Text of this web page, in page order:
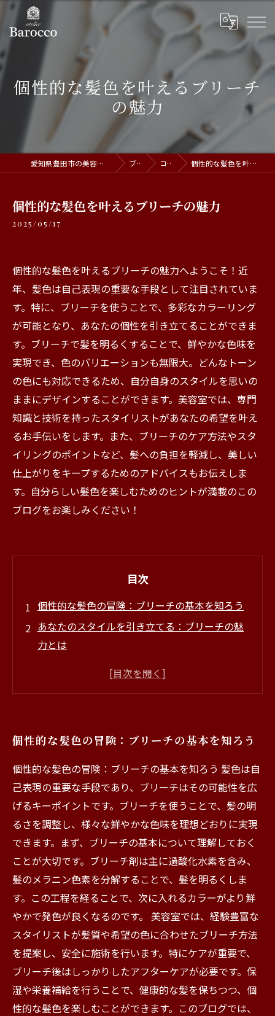
個性的な髪色を叶えるブリーチ
の魅力
愛知県豊田市の美容室ならatelier Barocco ブログ コラム 個性的な髪色を叶えるブリーチの魅力
個性的な髪色を叶えるブリーチの魅力
2025/05/17
個性的な髪色を叶えるブリーチの魅力へようこそ！近
年、髪色は自己表現の重要な手段として注目されていま
す。特に、ブリーチを使うことで、多彩なカラーリング
が可能となり、あなたの個性を引き立てることができま
す。ブリーチで髪を明るくすることで、鮮やかな色味を
実現でき、色のバリエーションも無限大。どんなトーン
の色にも対応できるため、自分自身のスタイルを思いの
ままにデザインすることができます。美容室では、専門
知識と技術を持ったスタイリストがあなたの希望を叶え
るお手伝いをします。また、ブリーチのケア方法やスタ
イリングのポイントなど、髪への負担を軽減し、美しい
仕上がりをキープするためのアドバイスもお伝えしま
す。自分らしい髪色を楽しむためのヒントが満載のこの
ブログをお楽しみください！
目次
個性的な髪色の冒険：ブリーチの基本を知ろう
あなたのスタイルを引き立てる：ブリーチの魅
力とは
専門家の手による個性の表現：サロンでのブリ
色のバリエーション無限大！自分らしい髪色を
楽しもう
鮮やかな色味を手に入れる！ブリーチの成功事
例
ブリーチで開く新たな自分：髪色で変わる印象
個性的な髪色の冒険：ブリーチの基本を知ろう
個性的な髪色の冒険：ブリーチの基本を知ろう 髪色は自
己表現の重要な手段であり、ブリーチはその可能性を広
げるキーポイントです。ブリーチを使うことで、髪の明
るさを調整し、様々な鮮やかな色味を理想どおりに実現
できます。まず、ブリーチの基本について理解しておく
ことが大切です。ブリーチ剤は主に過酸化水素を含み、
髪のメラニン色素を分解することで、髪を明るくしま
す。この工程を経ることで、次に入れるカラーがより鮮
やかで発色が良くなるのです。 美容室では、経験豊富な
スタイリストが髪質や希望の色に合わせたブリーチ方法
を提案し、安全に施術を行います。特にケアが重要で、
ブリーチ後はしっかりしたアフターケアが必要です。保
湿や栄養補給を行うことで、健康的な髪を保ちつつ、個
性的な髪色を楽しむことができます。このブログでは、